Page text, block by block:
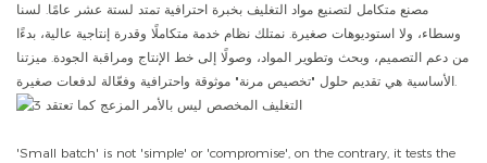
مصنع متكامل لتصنيع مواد التغليف بخبرة احترافية تمتد لستة عشر عامًا. لسنا
وسطاء، ولا استوديوهات صغيرة. نمتلك نظام خدمة متكاملًا وقدرة إنتاجية عالية، بدءًا
من دعم التصميم، وبحث وتطوير المواد، وصولًا إلى خط الإنتاج ومراقبة الجودة. ميزتنا
الأساسية هي تقديم حلول "تخصيص مرنة" موثوقة واحترافية وفعّالة لدفعات صغيرة.
'Small batch' is not 'simple' or 'compromise', on the contrary, it tests the